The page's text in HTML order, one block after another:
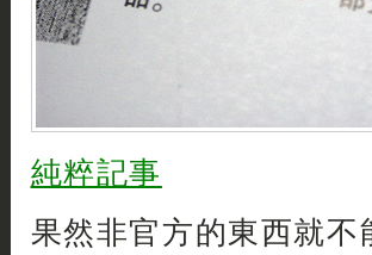
純粹記事
果然非官方的東西就